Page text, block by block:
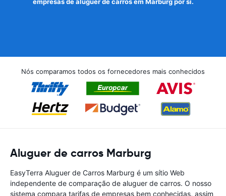
Nós comparamos todos os fornecedores mais conhecidos
Aluguer de carros Marburg
EasyTerra Aluguer de Carros Marburg é um sítio Web
independente de comparação de aluguer de carros. O nosso
sistema compara tarifas de empresas bem conhecidas, assim